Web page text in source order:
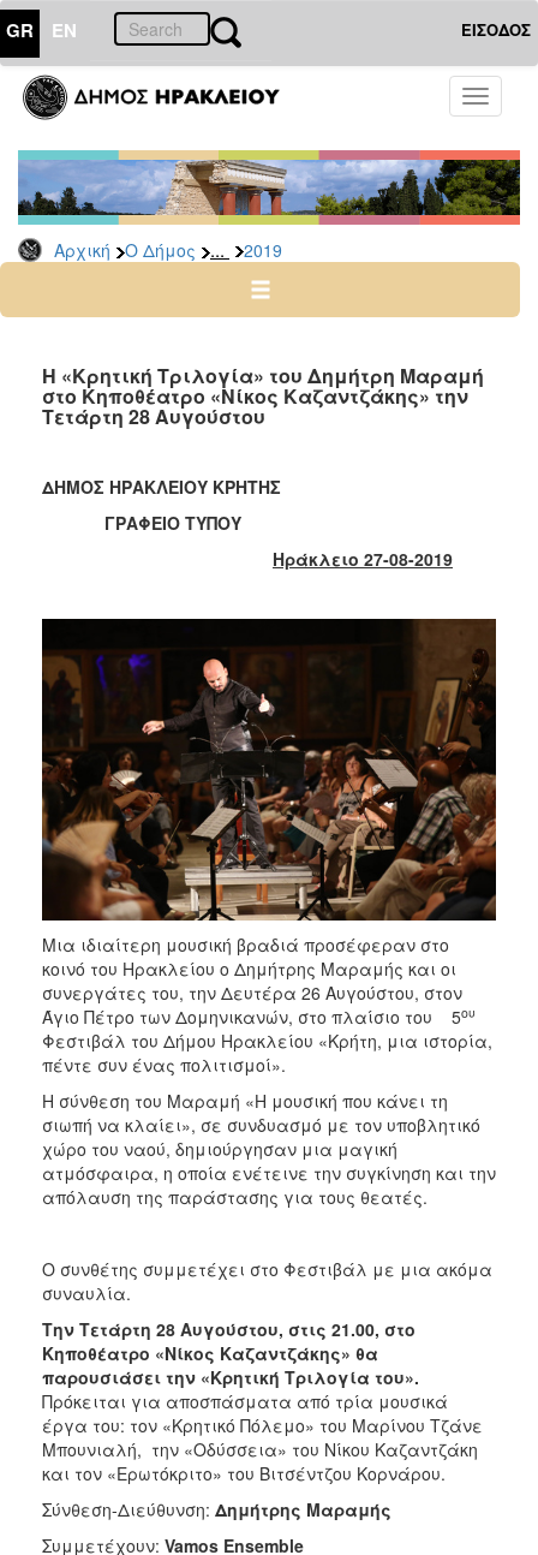
GR EN ΕΙΣΟΔΟΣ
Toggle
Αρχική Ο Δήμος ... 2019
ΔΗΜΟΣ
Δελτία
Τύπου
Αρχείο
2026
2024
2022
2021
2016
2015
2013
2011
2010
2006
ΤΟΠΟΣ
ΠΟΛΙΤΙΣΜΟΣ
ΑΝΘΕΚΤΙΚΗ
ΠΟΛΗ
Η «Κρητική Τριλογία» του Δημήτρη Μαραμή
στο Κηποθέατρο «Νίκος Καζαντζάκης» την
Τετάρτη 28 Αυγούστου
ΔΗΜΟΣ ΗΡΑΚΛΕΙΟΥ ΚΡΗΤΗΣ
ΓΡΑΦΕΙΟ ΤΥΠΟΥ
Ηράκλειο 27-08-2019
Μια ιδιαίτερη μουσική βραδιά προσέφεραν στο
κοινό του Ηρακλείου ο Δημήτρης Μαραμής και οι
συνεργάτες του, την Δευτέρα 26 Αυγούστου, στον
Άγιο Πέτρο των Δομηνικανών, στο πλαίσιο του 5ου
Φεστιβάλ του Δήμου Ηρακλείου «Κρήτη, μια ιστορία,
πέντε συν ένας πολιτισμοί».
Η σύνθεση του Μαραμή «Η μουσική που κάνει τη
σιωπή να κλαίει», σε συνδυασμό με τον υποβλητικό
χώρο του ναού, δημιούργησαν μια μαγική
ατμόσφαιρα, η οποία ενέτεινε την συγκίνηση και την
απόλαυση της παράστασης για τους θεατές.
Ο συνθέτης συμμετέχει στο Φεστιβάλ με μια ακόμα
συναυλία.
Την Τετάρτη 28 Αυγούστου, στις 21.00, στο
Κηποθέατρο «Νίκος Καζαντζάκης» θα
παρουσιάσει την «Κρητική Τριλογία του».
Πρόκειται για αποσπάσματα από τρία μουσικά
έργα του: τον «Κρητικό Πόλεμο» του Μαρίνου Τζάνε
Μπουνιαλή, την «Οδύσσεια» του Νίκου Καζαντζάκη
και τον «Ερωτόκριτο» του Βιτσέντζου Κορνάρου.
Σύνθεση-Διεύθυνση: Δημήτρης Μαραμής
Συμμετέχουν: Vamos Ensemble